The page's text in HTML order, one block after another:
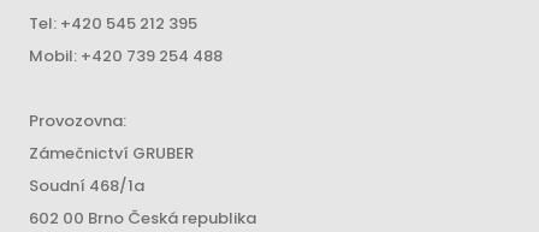
Tel: +420 545 212 395
Mobil: +420 739 254 488
Provozovna:
Zámečnictví GRUBER
Soudní 468/1a
602 00 Brno Česká republika